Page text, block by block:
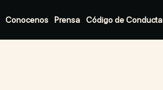
Conocenos Prensa Código de Conducta